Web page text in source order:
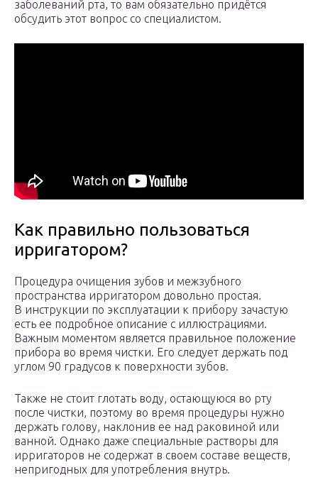
заболеваний рта, то вам обязательно придётся
обсудить этот вопрос со специалистом.
Как правильно пользоваться
ирригатором?
Процедура очищения зубов и межзубного
пространства ирригатором довольно простая.
В инструкции по эксплуатации к прибору зачастую
есть ее подробное описание с иллюстрациями.
Важным моментом является правильное положение
прибора во время чистки. Его следует держать под
углом 90 градусов к поверхности зубов.
Также не стоит глотать воду, остающуюся во рту
после чистки, поэтому во время процедуры нужно
держать голову, наклонив ее над раковиной или
ванной. Однако даже специальные растворы для
ирригаторов не содержат в своем составе веществ,
непригодных для употребления внутрь.